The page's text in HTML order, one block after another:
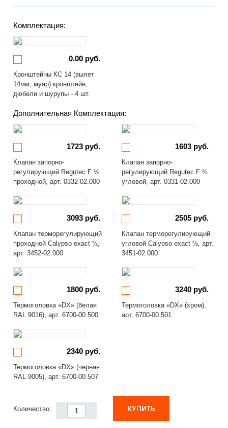
Комплектация:
0.00 руб.
Кронштейны КС 14 (вылет
14мм, муар) кронштейн,
дюбели и шурупы - 4 шт.
Дополнительная Комплектация:
1723 руб.
Клапан запорно-
регулирующий Regutec F ½
проходной, арт. 0332-02.000
1603 руб.
Клапан запорно-
регулирующий Regutec F ½
угловой, арт. 0331-02.000
3093 руб.
Клапан терморегулирующий
проходной Calypso exact ½,
арт. 3452-02.000
2505 руб.
Клапан терморегулирующий
угловой Calypso exact ½, арт.
3451-02.000
1800 руб.
Термоголовка «DX» (белая
RAL 9016), арт. 6700-00.500
3240 руб.
Термоголовка «DX» (хром),
арт. 6700-00.501
2340 руб.
Термоголовка «DX» (черная
RAL 9005), арт. 6700-00.507
Количество: КУПИТЬ